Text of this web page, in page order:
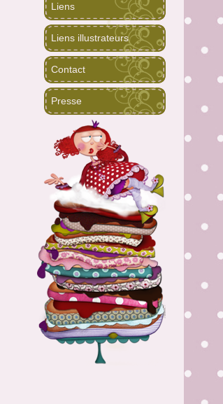
Liens
Liens illustrateurs
Contact
Presse